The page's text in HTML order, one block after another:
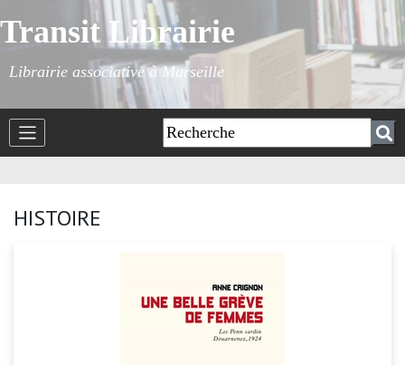
Transit Librairie
Librairie associative à Marseille
HISTOIRE